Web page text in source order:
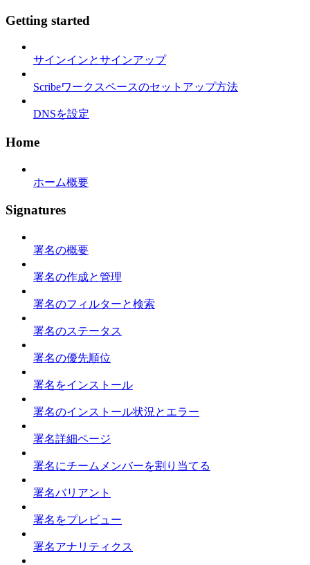
Getting started
サインインとサインアップ
Scribeワークスペースのセットアップ方法
DNSを設定
Home
ホーム概要
Signatures
署名の概要
署名の作成と管理
署名のフィルターと検索
署名のステータス
署名の優先順位
署名をインストール
署名のインストール状況とエラー
署名詳細ページ
署名にチームメンバーを割り当てる
署名バリアント
署名をプレビュー
署名アナリティクス